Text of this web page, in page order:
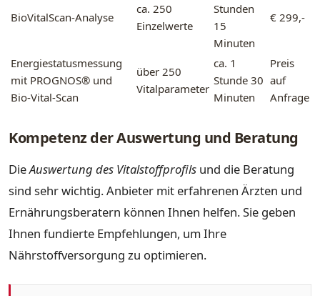
BioVitalScan-Analyse
ca. 250
Einzelwerte
Stunden
15
Minuten
€ 299,-
Energiestatusmessung
mit PROGNOS® und
Bio-Vital-Scan
über 250
Vitalparameter
ca. 1
Stunde 30
Minuten
Preis
auf
Anfrage
Kompetenz der Auswertung und Beratung
DieAuswertung des Vitalstoffprofils und die Beratung
sind sehr wichtig. Anbieter mit erfahrenen Ärzten und
Ernährungsberatern können Ihnen helfen. Sie geben
Ihnen fundierte Empfehlungen, um Ihre
Nährstoffversorgung zu optimieren.